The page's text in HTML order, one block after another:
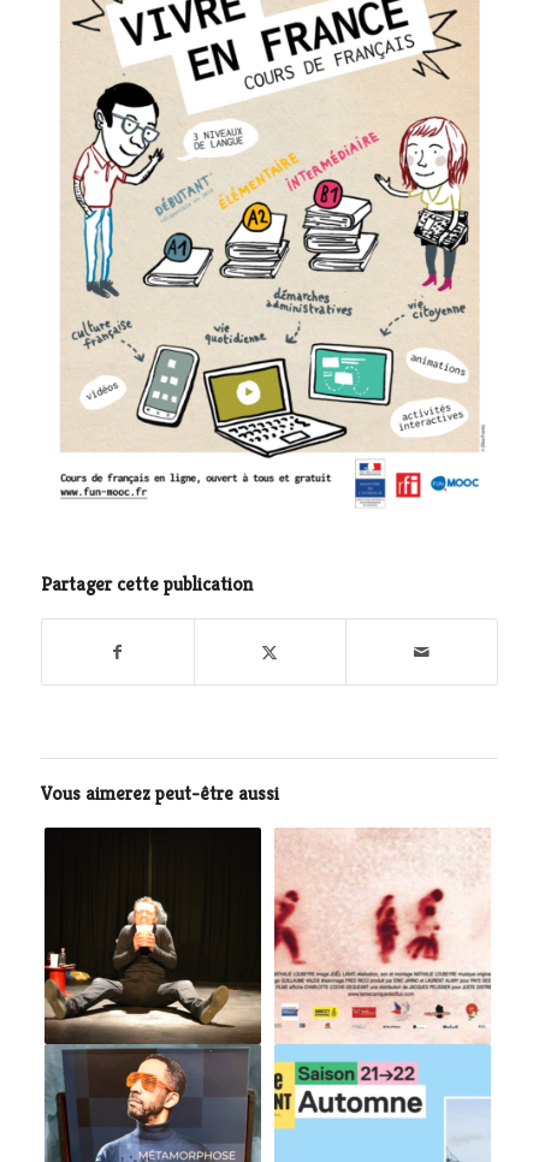
Partager cette publication
Vous aimerez peut-être aussi